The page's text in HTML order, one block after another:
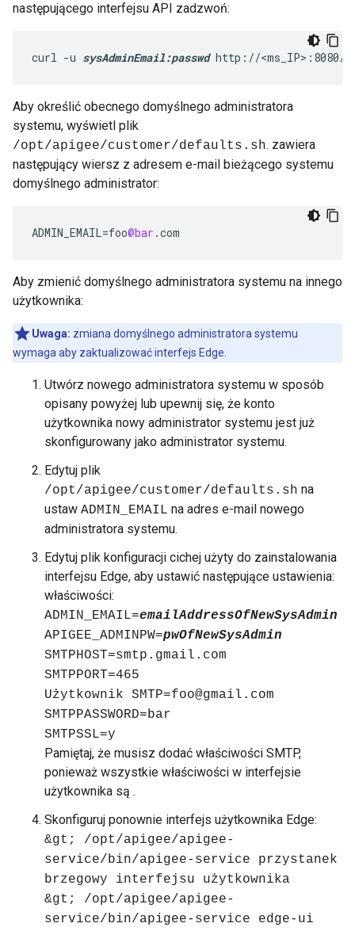
następującego interfejsu API zadzwoń:
curl -u sysAdminEmail:passwd http://<ms_IP>:8080/
Aby określić obecnego domyślnego administratora
systemu, wyświetl plik
/opt/apigee/customer/defaults.sh. zawiera
następujący wiersz z adresem e-mail bieżącego systemu
domyślnego administrator:
ADMIN_EMAIL=foo@bar .com
Aby zmienić domyślnego administratora systemu na innego
użytkownika:
Uwaga: zmiana domyślnego administratora systemu
wymaga aby zaktualizować interfejs Edge.
Utwórz nowego administratora systemu w sposób
opisany powyżej lub upewnij się, że konto
użytkownika nowy administrator systemu jest już
skonfigurowany jako administrator systemu.
Edytuj plik
/opt/apigee/customer/defaults.sh na
ustaw ADMIN_EMAIL na adres e-mail nowego
administratora systemu.
Edytuj plik konfiguracji cichej użyty do zainstalowania
interfejsu Edge, aby ustawić następujące ustawienia:
właściwości:
ADMIN_EMAIL=emailAddressOfNewSysAdmin
APIGEE_ADMINPW=pwOfNewSysAdmin
SMTPHOST=smtp.gmail.com
SMTPPORT=465
Użytkownik SMTP=foo@gmail.com
SMTPPASSWORD=bar
SMTPSSL=y
Pamiętaj, że musisz dodać właściwości SMTP,
ponieważ wszystkie właściwości w interfejsie
użytkownika są .
Skonfiguruj ponownie interfejs użytkownika Edge:
&gt; /opt/apigee/apigee-
service/bin/apigee-service przystanek
brzegowy interfejsu użytkownika
&gt; /opt/apigee/apigee-
service/bin/apigee-service edge-ui